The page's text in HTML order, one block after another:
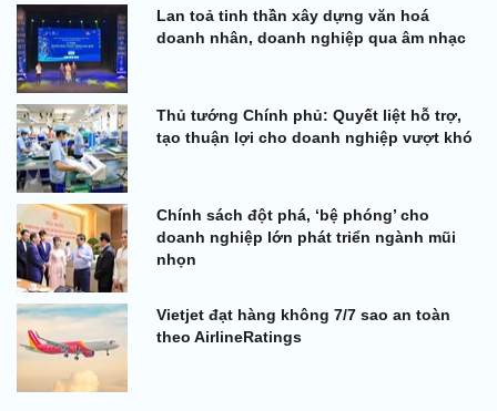
Lan toả tinh thần xây dựng văn hoá
doanh nhân, doanh nghiệp qua âm nhạc
Thủ tướng Chính phủ: Quyết liệt hỗ trợ,
tạo thuận lợi cho doanh nghiệp vượt khó
Chính sách đột phá, ‘bệ phóng’ cho
doanh nghiệp lớn phát triển ngành mũi
nhọn
Vietjet đạt hàng không 7/7 sao an toàn
theo AirlineRatings